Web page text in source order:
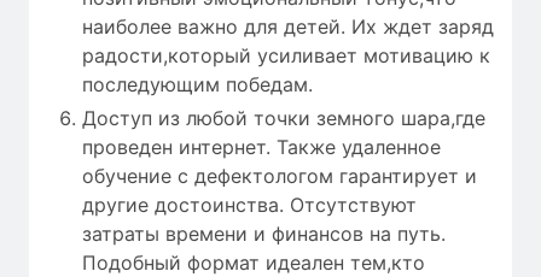
наиболее важно для детей. Их ждет заряд
радости,который усиливает мотивацию к
последующим победам.
Доступ из любой точки земного шара,где
проведен интернет. Также удаленное
обучение с дефектологом гарантирует и
другие достоинства. Отсутствуют
затраты времени и финансов на путь.
Подобный формат идеален тем,кто